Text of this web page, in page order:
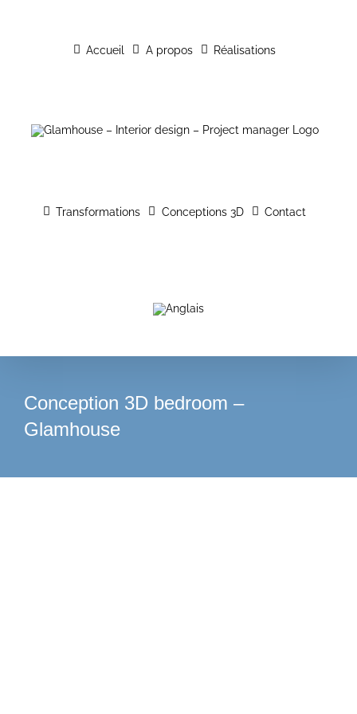
Accueil A propos Réalisations
Transformations Conceptions 3D Contact
Conception 3D bedroom –
Glamhouse